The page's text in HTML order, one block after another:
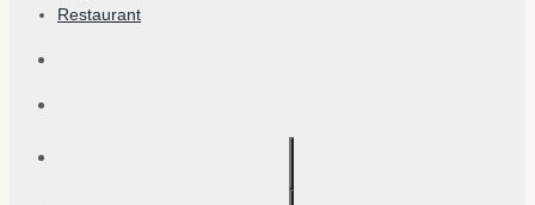
Restaurant